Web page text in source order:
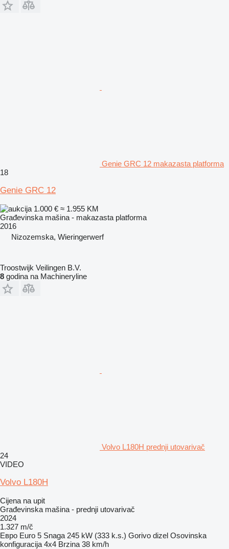
Genie GRC 12 makazasta platforma
18
Genie GRC 12
1.000 € ≈ 1.955 KM
Građevinska mašina - makazasta platforma
2016
Nizozemska, Wieringerwerf
Troostwijk Veilingen B.V.
8 godina na Machineryline
Volvo L180H prednji utovarivač
24
VIDEO
Volvo L180H
Cijena na upit
Građevinska mašina - prednji utovarivač
2024
1.327 m/č
Евро Euro 5 Snaga 245 kW (333 k.s.) Gorivo dizel Osovinska
konfiguracija 4x4 Brzina 38 km/h